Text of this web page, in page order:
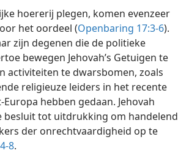
hoererij plegen, komen evenzeer
het oordeel (Openbaring 17:3-6).
zijn degenen die de politieke
bewegen Jehovah’s Getuigen te
activiteiten te dwarsbomen, zoals
religieuze leiders in het recente
hebben gedaan. Jehovah
besluit tot uitdrukking om handelend
der onrechtvaardigheid op te
8.